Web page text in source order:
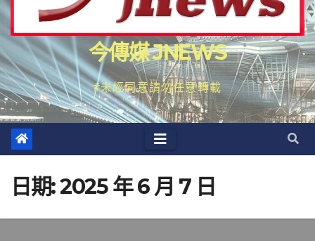
今傳媒 JNEWS
#未經同意請勿任意轉載
日期:2025 年 6 月 7 日